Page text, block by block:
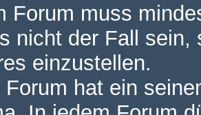
Forum muss
nicht der Fall
einzustellen.
Forum hat ein